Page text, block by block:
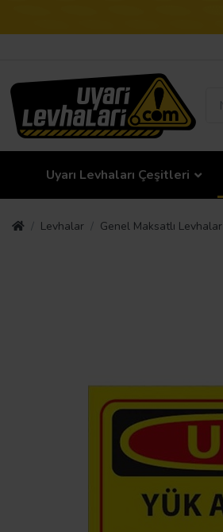
Uyarı Levhaları Çeşitleri
Levhalar Genel Maksatlı Levhalar